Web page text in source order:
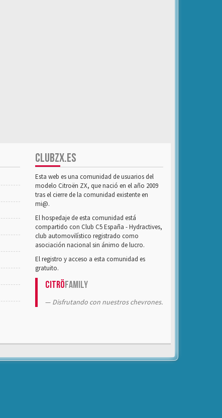
CLUBZX.ES
Esta web es una comunidad de usuarios del
modelo Citroën ZX, que nació en el año 2009
tras el cierre de la comunidad existente en
mi@.
El hospedaje de esta comunidad está
compartido con Club C5 España - Hydractives,
club automovilístico registrado como
asociación nacional sin ánimo de lucro.
El registro y acceso a esta comunidad es
gratuito.
CitröFamily
Disfrutando con nuestros chevrones.